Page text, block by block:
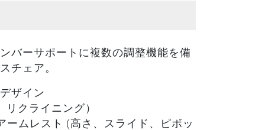
バーサポートに複数の調整機能を備
チェア。
ザイン
クライニング）
ムレスト (高さ、スライド、ピボッ